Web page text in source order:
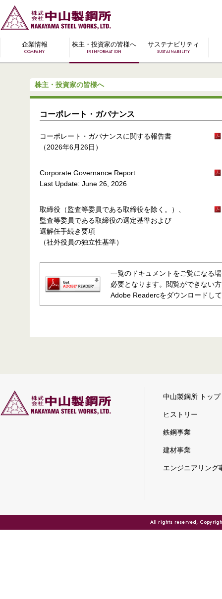
企業情報
COMPANY
株主・投資家の皆様へ
IR INFORMATION
サステナビリティ
SUSTAINABILITY
株主・投資家の皆様へ
コーポレート・ガバナンス
コーポレート・ガバナンスに関する報告書
（2026年6月26日）
Corporate Governance Report
Last Update: June 26, 2026
取締役（監査等委員である取締役を除く。）、
監査等委員である取締役の選定基準および
選解任手続き要項
（社外役員の独立性基準）
一覧のドキュメントをご覧になる
必要となります。閲覧ができない
Adobe Readercをダウンロードし
中山製鋼所 トップ
ヒストリー
鉄鋼事業
建材事業
エンジニアリング
All rights reserved,